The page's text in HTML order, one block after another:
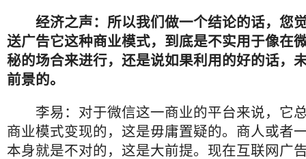
经济之声：所以我们做一个结论的话，您
送广告它这种商业模式，到底是不实用于像在
秘的场合来进行，还是说如果利用的好的话，
前景的。
李易：对于微信这一商业的平台来说，它
商业模式变现的，这是毋庸置疑的。商人或者
本身就是不对的，这是大前提。现在互联网广